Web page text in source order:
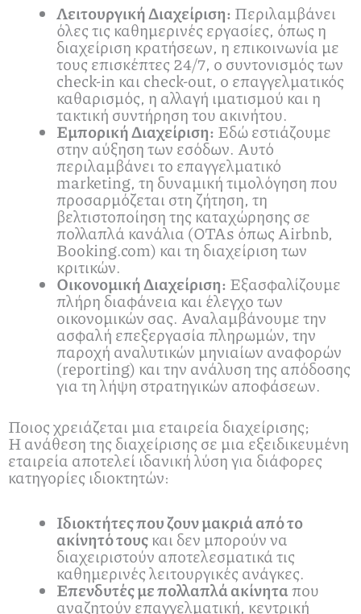
Λειτουργική Διαχείριση: Περιλαμβάνει
όλες τις καθημερινές εργασίες, όπως η
διαχείριση κρατήσεων, η επικοινωνία με
τους επισκέπτες 24/7, ο συντονισμός των
check-in και check-out, ο επαγγελματικός
καθαρισμός, η αλλαγή ιματισμού και η
τακτική συντήρηση του ακινήτου.
Εμπορική Διαχείριση: Εδώ εστιάζουμε
στην αύξηση των εσόδων. Αυτό
περιλαμβάνει το επαγγελματικό
marketing, τη δυναμική τιμολόγηση που
προσαρμόζεται στη ζήτηση, τη
βελτιστοποίηση της καταχώρησης σε
πολλαπλά κανάλια (OTAs όπως Airbnb,
Booking.com) και τη διαχείριση των
κριτικών.
Οικονομική Διαχείριση: Εξασφαλίζουμε
πλήρη διαφάνεια και έλεγχο των
οικονομικών σας. Αναλαμβάνουμε την
ασφαλή επεξεργασία πληρωμών, την
παροχή αναλυτικών μηνιαίων αναφορών
(reporting) και την ανάλυση της απόδοσης
για τη λήψη στρατηγικών αποφάσεων.
Ποιος χρειάζεται μια εταιρεία διαχείρισης;
Η ανάθεση της διαχείρισης σε μια εξειδικευμένη
εταιρεία αποτελεί ιδανική λύση για διάφορες
κατηγορίες ιδιοκτητών:
Ιδιοκτήτες που ζουν μακριά από το
ακίνητό τουςκαι δεν μπορούν να
διαχειριστούν αποτελεσματικά τις
καθημερινές λειτουργικές ανάγκες.
Επενδυτές με πολλαπλά ακίνηταπου
αναζητούν επαγγελματική, κεντρική